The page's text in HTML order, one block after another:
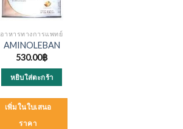
อาหารทางการแพทย์
AMINOLEBAN
530.00฿
หยิบใส่ตะกร้า
เพิ่มในใบเสนอ
ราคา